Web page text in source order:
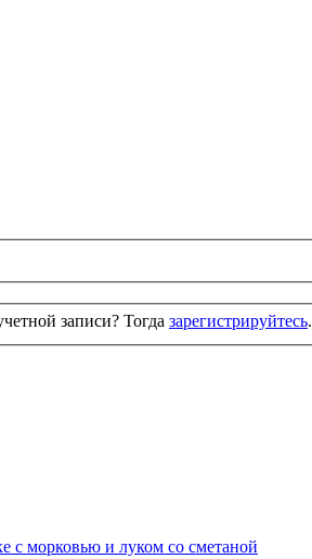
записи? Тогда зарегистрируйтесь.
с морковью и луком со сметаной